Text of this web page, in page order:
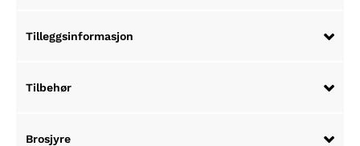
Tilleggsinformasjon
Tilbehør
Brosjyre